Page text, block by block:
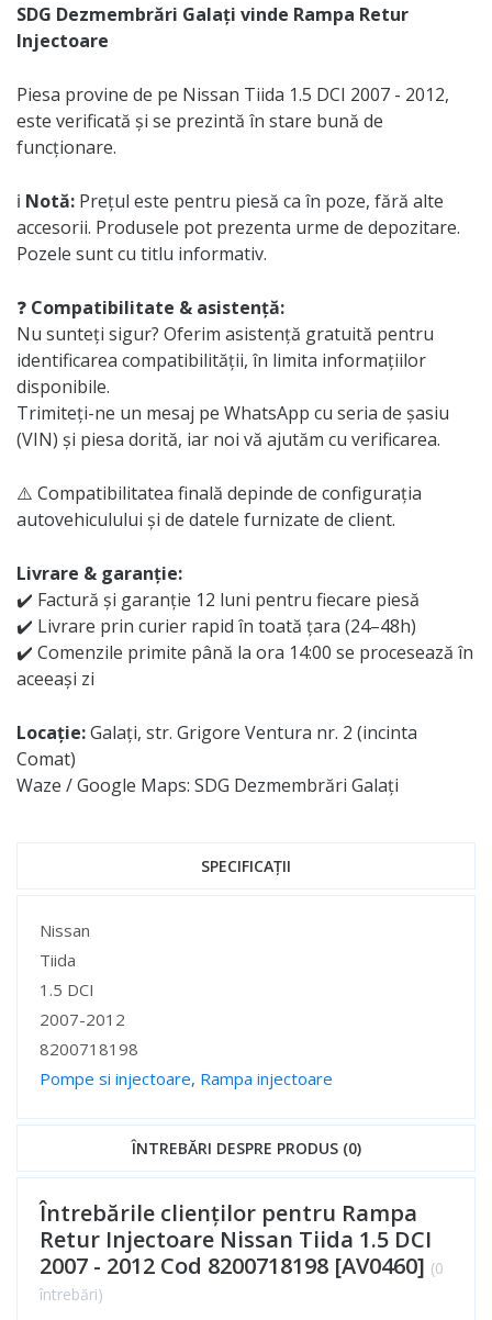
SDG Dezmembrări Galați vinde Rampa Retur
Injectoare
Piesa provine de pe Nissan Tiida 1.5 DCI 2007 - 2012,
este verificată și se prezintă în stare bună de
funcționare.
ℹ️ Notă: Prețul este pentru piesă ca în poze, fără alte
accesorii. Produsele pot prezenta urme de depozitare.
Pozele sunt cu titlu informativ.
❓ Compatibilitate & asistență:
Nu sunteți sigur? Oferim asistență gratuită pentru
identificarea compatibilității, în limita informațiilor
disponibile.
Trimiteți-ne un mesaj pe WhatsApp cu seria de șasiu
(VIN) și piesa dorită, iar noi vă ajutăm cu verificarea.
⚠️ Compatibilitatea finală depinde de configurația
autovehiculului și de datele furnizate de client.
Livrare & garanție:
✔️ Factură și garanție 12 luni pentru fiecare piesă
✔️ Livrare prin curier rapid în toată țara (24–48h)
✔️ Comenzile primite până la ora 14:00 se procesează în
aceeași zi
Locație:Galați, str. Grigore Ventura nr. 2 (incinta
Comat)
Waze / Google Maps: SDG Dezmembrări Galați
SPECIFICAȚII
Specificații
Nissan
Tiida
1.5 DCI
2007-2012
8200718198
Pompe si injectoare, Rampa injectoare
ÎNTREBĂRI DESPRE PRODUS (0)
Întrebările clienților pentru Rampa
Retur Injectoare Nissan Tiida 1.5 DCI
2007 - 2012 Cod 8200718198 [AV0460] (0
întrebări)